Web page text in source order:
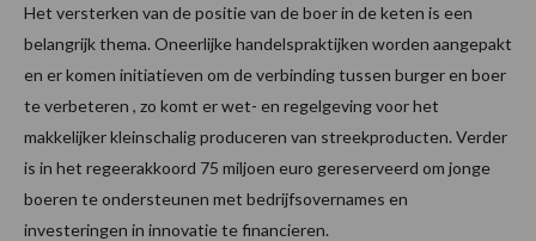
Het versterken van de positie van de boer in de keten is een
belangrijk thema. Oneerlijke handelspraktijken worden aangepakt
en er komen initiatieven om de verbinding tussen burger en boer
te verbeteren , zo komt er wet- en regelgeving voor het
makkelijker kleinschalig produceren van streekproducten. Verder
is in het regeerakkoord 75 miljoen euro gereserveerd om jonge
boeren te ondersteunen met bedrijfsovernames en
investeringen in innovatie te financieren.